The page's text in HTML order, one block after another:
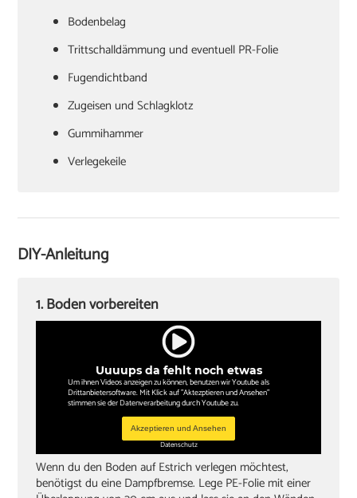
Bodenbelag
Trittschalldämmung und eventuell PR-Folie
Fugendichtband
Zugeisen und Schlagklotz
Gummihammer
Verlegekeile
Akkuschrauber
Stichsäge und Kappsäge
Bleistift
DIY-Anleitung
Uuuups da fehlt noch etwas
Um ihnen Videos anzeigen zu können, benutzen wir Youtube als
Drittanbietersoftware. Mit Klick auf "Aktezptieren und Ansehen"
stimmen sie der Datenverarbeitung durch Youtube zu.
Akzeptieren und Ansehen
Datenschutz
1. Boden vorbereiten
Wenn du den Boden auf Estrich verlegen möchtest,
benötigst du eine Dampfbremse. Lege PE-Folie mit einer